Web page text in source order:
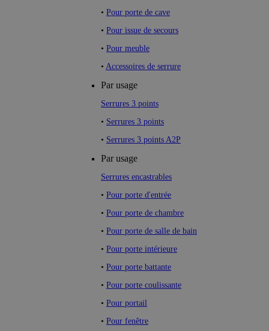
• Pour porte de cave
• Pour issue de secours
• Pour meuble
• Accessoires de serrure
Par usage
Serrures 3 points
• Serrures 3 points
• Serrures 3 points A2P
Par usage
Serrures encastrables
• Pour porte d'entrée
• Pour porte de chambre
• Pour porte de salle de bain
• Pour porte intérieure
• Pour porte battante
• Pour porte coulissante
• Pour portail
• Pour fenêtre